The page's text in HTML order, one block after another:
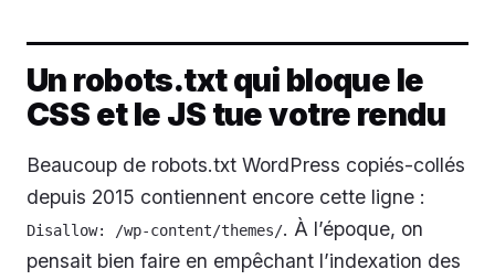
Un robots.txt qui bloque le
CSS et le JS tue votre rendu
Beaucoup de robots.txt WordPress copiés-collés
depuis 2015 contiennent encore cette ligne :
Disallow: /wp-content/themes/. À l’époque, on
pensait bien faire en empêchant l’indexation des